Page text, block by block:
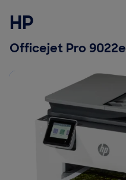
HP
Officejet Pro 9022e